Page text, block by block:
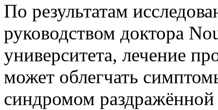
По результатам
руководством доктора
университета, лечение
может облегчать
синдромом